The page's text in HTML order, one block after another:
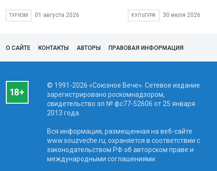
ТУРИЗМ 01 августа 2026 КУЛЬТУРА 30 июля 2026
О САЙТЕ КОНТАКТЫ АВТОРЫ ПРАВОВАЯ ИНФОРМАЦИЯ
© 1991-2026 «Союзное Вече». Сетевое издание
зарегистрировано роскомнадзором,
свидетельство эл № фc77-52606 от 25 января
2013 года.
Вся информация, размещенная на веб-сайте
www.souzveche.ru, охраняется в соответствии с
законодательством РФ об авторском праве и
международными соглашениями.